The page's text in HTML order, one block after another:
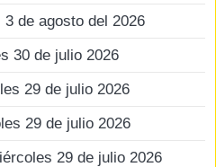
de agosto del 2026
30 de julio 2026
29 de julio 2026
29 de julio 2026
29 de julio 2026